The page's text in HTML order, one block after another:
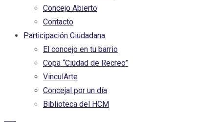
Concejo Abierto
Contacto
Participación Ciudadana
El concejo en tu barrio
Copa “Ciudad de Recreo”
VinculArte
Concejal por un día
Biblioteca del HCM